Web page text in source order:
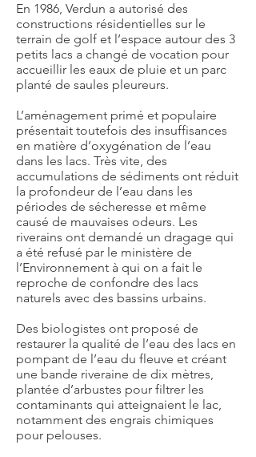
En 1986, Verdun a autorisé des
constructions résidentielles sur le
terrain de golf et l’espace autour des 3
petits lacs a changé de vocation pour
accueillir les eaux de pluie et un parc
planté de saules pleureurs.
L’aménagement primé et populaire
présentait toutefois des insuffisances
en matière d’oxygénation de l’eau
dans les lacs. Très vite, des
accumulations de sédiments ont réduit
la profondeur de l’eau dans les
périodes de sécheresse et même
causé de mauvaises odeurs. Les
riverains ont demandé un dragage qui
a été refusé par le ministère de
l’Environnement à qui on a fait le
reproche de confondre des lacs
naturels avec des bassins urbains.
Des biologistes ont proposé de
restaurer la qualité de l’eau des lacs en
pompant de l’eau du fleuve et créant
une bande riveraine de dix mètres,
plantée d’arbustes pour filtrer les
contaminants qui atteignaient le lac,
notamment des engrais chimiques
pour pelouses.